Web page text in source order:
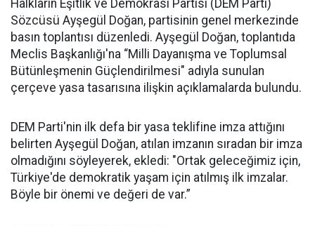
Halkların Eşitlik ve Demokrasi Partisi (DEM Parti)
Sözcüsü Ayşegül Doğan, partisinin genel merkezinde
basın toplantısı düzenledi. Ayşegül Doğan, toplantıda
Meclis Başkanlığı'na “Milli Dayanışma ve Toplumsal
Bütünleşmenin Güçlendirilmesi" adıyla sunulan
çerçeve yasa tasarısına ilişkin açıklamalarda bulundu.
DEM Parti'nin ilk defa bir yasa teklifine imza attığını
belirten Ayşegül Doğan, atılan imzanın sıradan bir imza
olmadığını söyleyerek, ekledi: "Ortak geleceğimiz için,
Türkiye'de demokratik yaşam için atılmış ilk imzalar.
Böyle bir önemi ve değeri de var.”